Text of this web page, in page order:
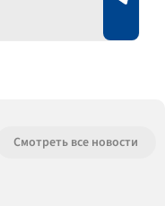
Смотреть все новости